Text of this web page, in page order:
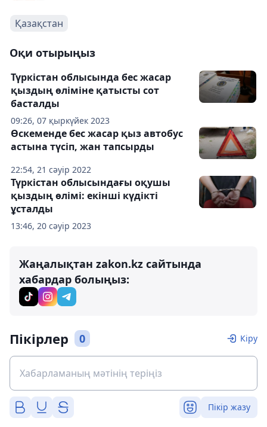
Қазақстан
Оқи отырыңыз
09:26, 07 қыркүйек 2023
Түркістан облысында бес жасар
қыздың өліміне қатысты сот
басталды
22:54, 21 сәуір 2022
Өскеменде бес жасар қыз автобус
астына түсіп, жан тапсырды
13:46, 20 сәуір 2023
Түркістан облысындағы оқушы
қыздың өлімі: екінші күдікті
ұсталды
Жаңалықтан zakon.kz сайтында
хабардар болыңыз:
Пікірлер 0 Кіру
Пікір жазу